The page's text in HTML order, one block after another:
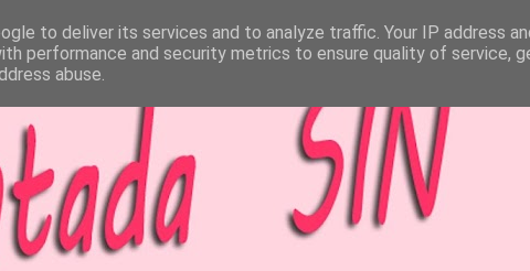
to deliver its services and to analyze traffic. Your IP address
performance and security metrics to ensure quality of service,
abuse.